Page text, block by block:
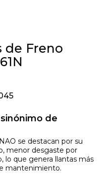
de Freno
de
se destacan por su
menor desgaste por
lo que genera llantas más
mantenimiento.